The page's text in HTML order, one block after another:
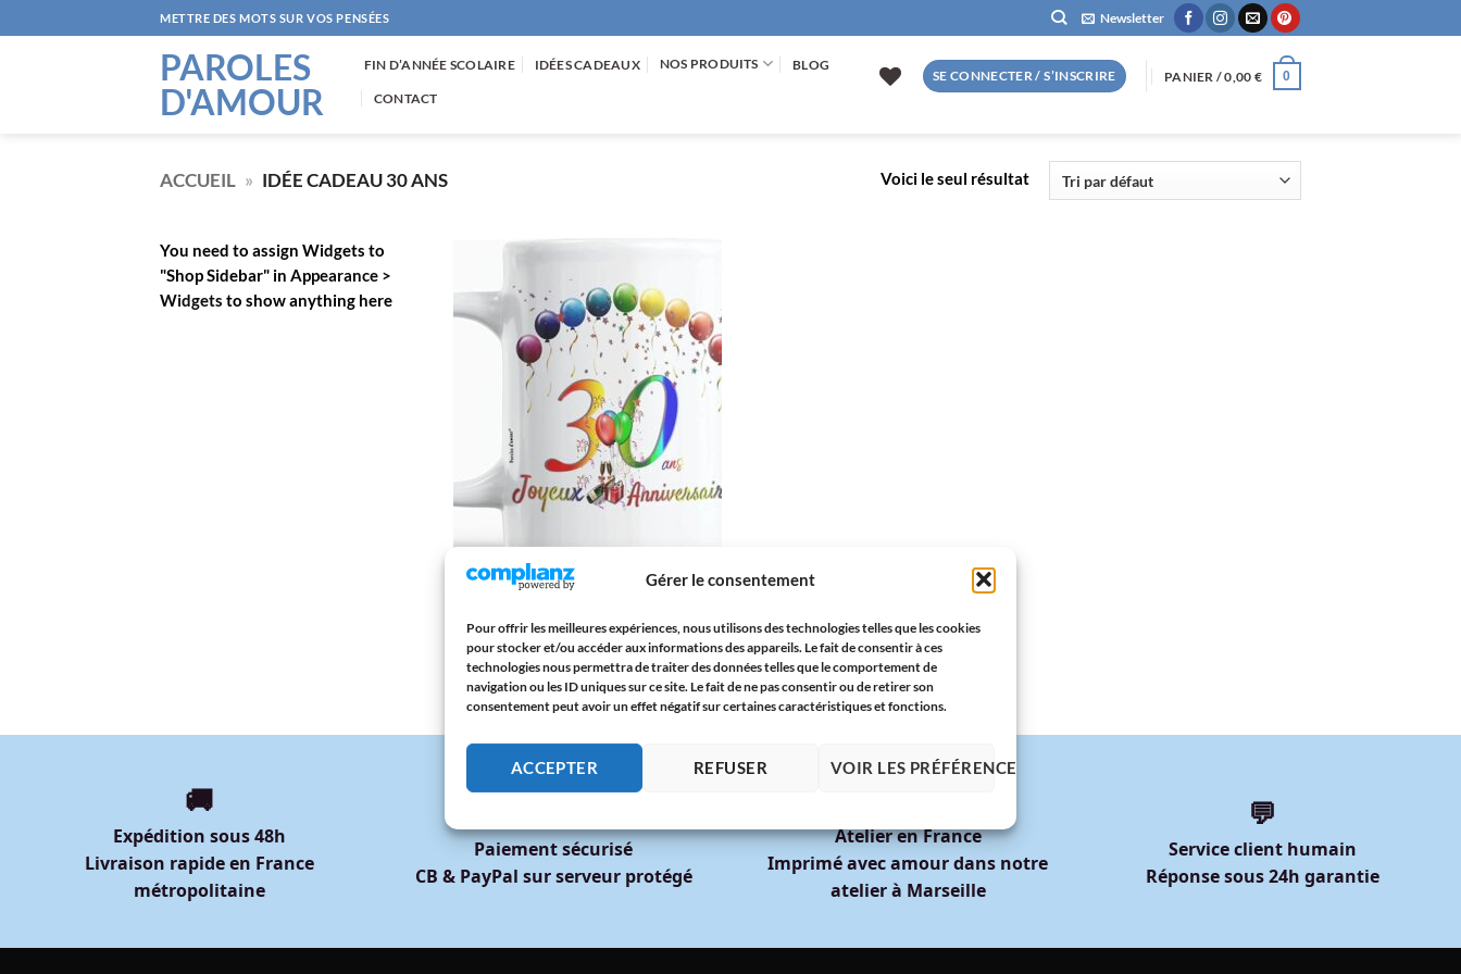
Gérer le consentement
Pour offrir les meilleures expériences, nous utilisons des technologies telles que les cookies
pour stocker et/ou accéder aux informations des appareils. Le fait de consentir à ces
technologies nous permettra de traiter des données telles que le comportement de
navigation ou les ID uniques sur ce site. Le fait de ne pas consentir ou de retirer son
consentement peut avoir un effet négatif sur certaines caractéristiques et fonctions.
ACCEPTER REFUSER VOIR LES PRÉFÉRENCES
au
METTRE DES MOTS SUR VOS PENSÉES Newsletter
PAROLES
D'AMOUR
FIN D’ANNÉE SCOLAIRE IDÉES CADEAUX NOS PRODUITS BLOG
CONTACT
SE CONNECTER / S’INSCRIRE PANIER /0,00 € 0
ACCUEIL » IDÉE CADEAU 30 ANS Voici le seul résultat
You need to assign Widgets to
"Shop Sidebar" in Appearance >
Widgets to show anything here
AJOUTER
À LA
LISTE
D’ENVIES
ANNIVERSAIRE
Mug Joyeux Anniversaire 30 Ans –
Ballons Colorés | Paroles d’Amour
12,95€
🚚
Expédition sous 48h
Livraison rapide en France
métropolitaine
Paiement sécurisé
CB & PayPal sur serveur protégé
Atelier en France
Imprimé avec amour dans notre
atelier à Marseille
💬
Service client humain
Réponse sous 24h garantie